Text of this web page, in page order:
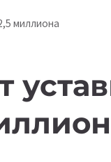
миллиона